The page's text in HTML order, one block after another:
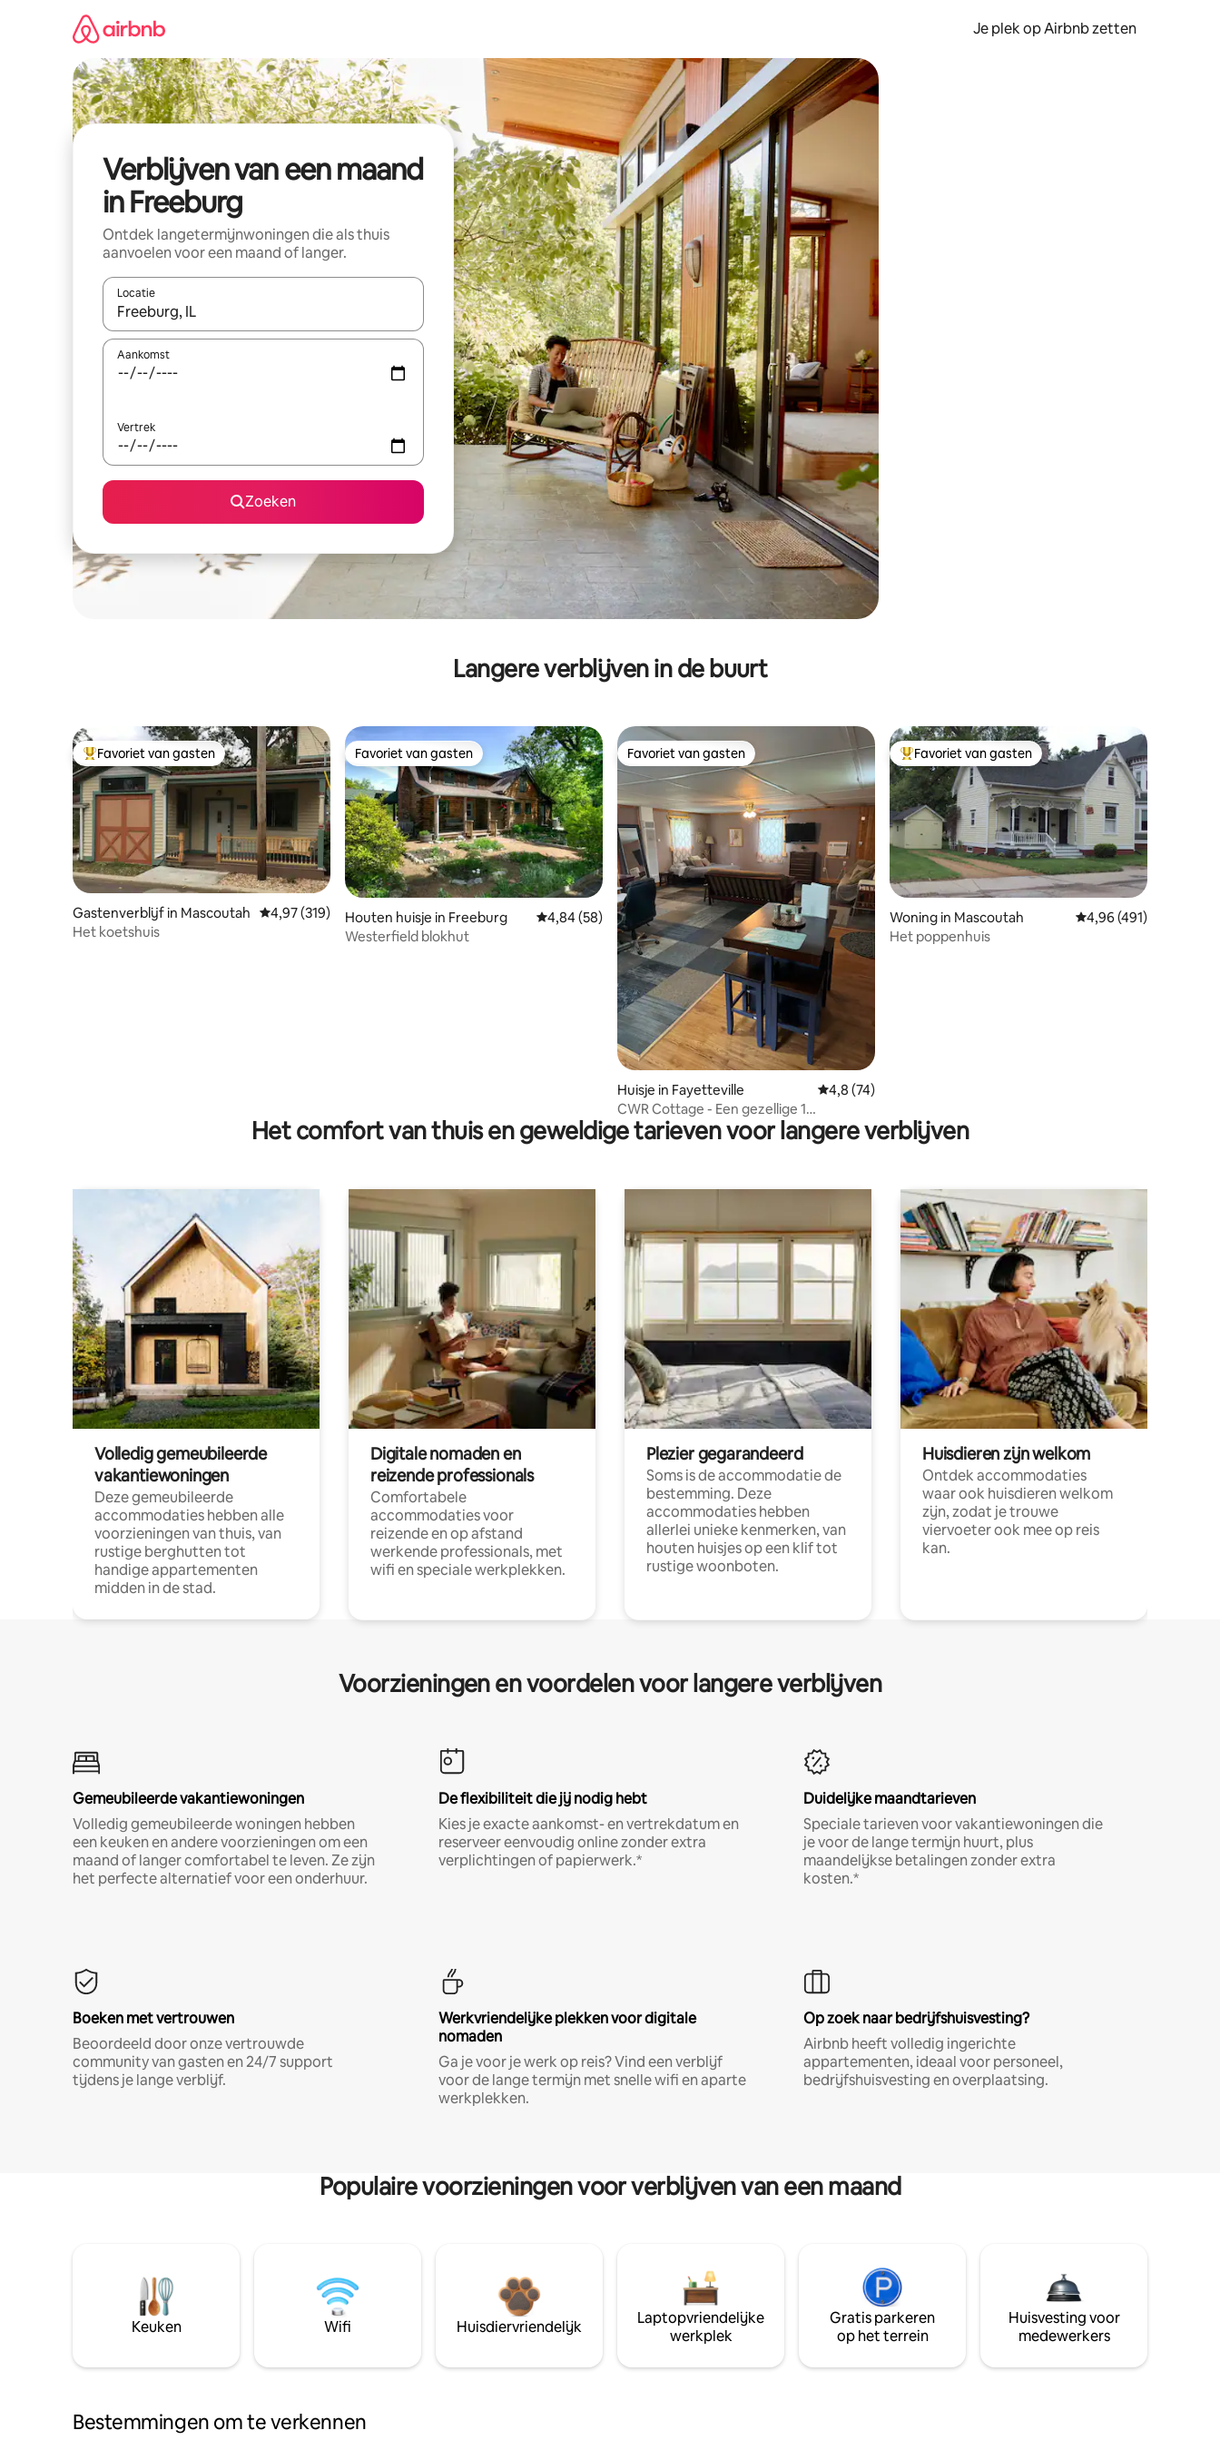
Je plek op Airbnb zetten
Verblijven van een maand
in Freeburg
Ontdek langetermijnwoningen die als thuis
aanvoelen voor een maand of langer.
Locatie
Wanneer er resultaten beschikbaar zijn, maak je een keuze met je de pijltjestoetsen omhoog en omlaag, óf door te tikken of swipen.
Aankomst
Vertrek
Zoeken
Langere verblijven in de buurt
Topfavoriet van gasten
Favoriet van gasten
Gastenverblijf in Mascoutah Gemiddelde beoordeling van 4,97 op 5, 319 recensies
4,97 (319)
Het koetshuis
Favoriet van gasten
Favoriet van gasten
Houten huisje in Freeburg Gemiddelde beoordeling van 4,84 op 5, 58 recensies
4,84 (58)
Westerfield blokhut
Favoriet van gasten
Favoriet van gasten
Huisje in Fayetteville Gemiddelde beoordeling van 4,8 op 5, 74 recensies
4,8 (74)
CWR Cottage - Een gezellige 1
slaapkamer in een landelijke omgeving
Topfavoriet van gasten
Favoriet van gasten
Woning in Mascoutah Gemiddelde
4,96 (491)
Het poppenhuis
Het comfort van thuis en geweldige tarieven voor langere verblijven
Volledig gemeubileerde
vakantiewoningen
Deze gemeubileerde
accommodaties hebben alle
voorzieningen van thuis, van
rustige berghutten tot
handige appartementen
midden in de stad.
Digitale nomaden en
reizende professionals
Comfortabele
accommodaties voor
reizende en op afstand
werkende professionals, met
wifi en speciale werkplekken.
Plezier gegarandeerd
Soms is de accommodatie de
bestemming. Deze
accommodaties hebben
allerlei unieke kenmerken, van
houten huisjes op een klif tot
rustige woonboten.
Huisdieren zijn welkom
Ontdek accommodaties
waar ook huisdieren welkom
zijn, zodat je trouwe
viervoeter ook mee op reis
kan.
Voorzieningen en voordelen voor langere verblijven
Gemeubileerde vakantiewoningen
Volledig gemeubileerde woningen hebben
een keuken en andere voorzieningen om een
maand of langer comfortabel te leven. Ze zijn
het perfecte alternatief voor een onderhuur.
De flexibiliteit die jij nodig hebt
Kies je exacte aankomst- en vertrekdatum en
reserveer eenvoudig online zonder extra
verplichtingen of papierwerk.*
Duidelijke maandtarieven
Speciale tarieven voor vakantiewoningen die
je voor de lange termijn huurt, plus
maandelijkse betalingen zonder extra
kosten.*
Boeken met vertrouwen
Beoordeeld door onze vertrouwde
community van gasten en 24/7 support
tijdens je lange verblijf.
Werkvriendelijke plekken voor digitale
nomaden
Ga je voor je werk op reis? Vind een verblijf
voor de lange termijn met snelle wifi en aparte
werkplekken.
Op zoek naar bedrijfshuisvesting?
Airbnb heeft volledig ingerichte
appartementen, ideaal voor personeel,
bedrijfshuisvesting en overplaatsing.
Populaire voorzieningen voor verblijven van een maand
Keuken Wifi Huisdiervriendelijk
Laptopvriendelijke
werkplek
Gratis parkeren
op het terrein
Huisvesting voor
medewerkers
Bestemmingen om te verkennen